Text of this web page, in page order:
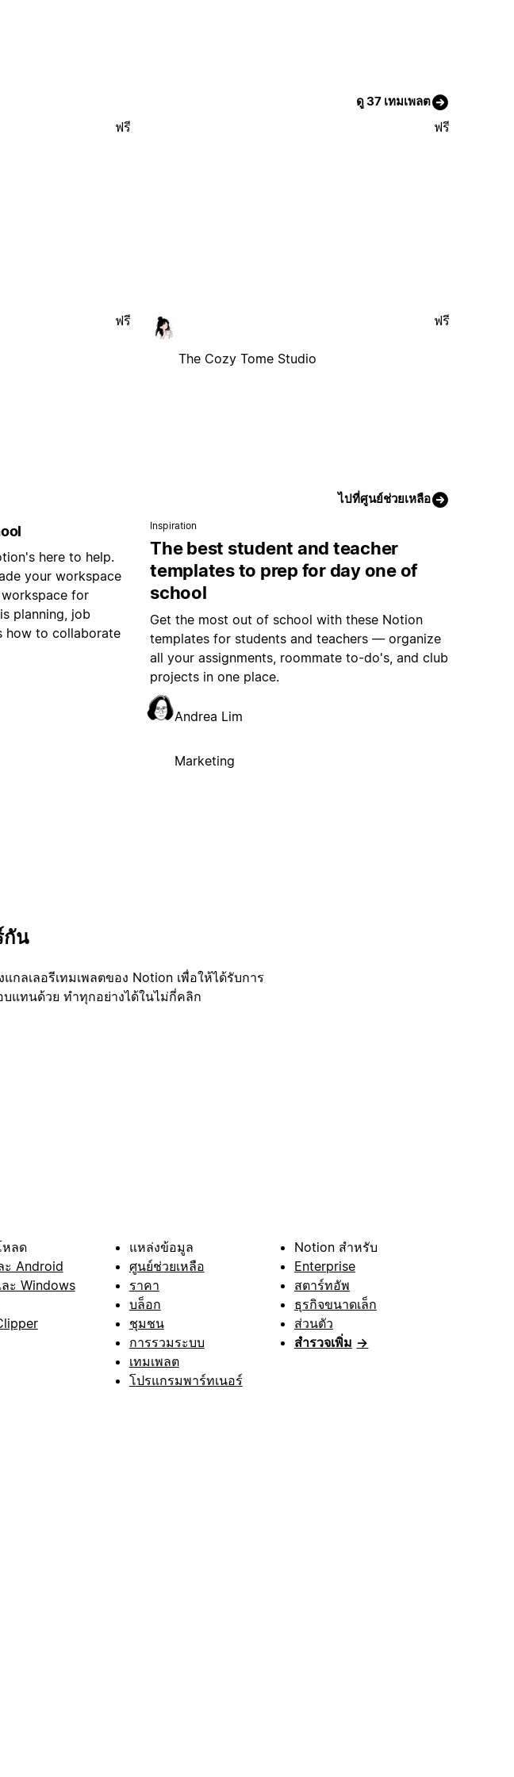
ดู 37 เทมเพลต
ฟรี ฟรี
ฟรี
The Cozy Tome Studio
ฟรี
ไปที่ศูนย์ช่วยเหลือ
here to help.
your workspace
for
planning, job
how to collaborate
Inspiration
The best student and teacher
templates to prep for day one of
school
Get the most out of school with these Notion
templates for students and teachers — organize
all your assignments, roommate to-do's, and club
projects in one place.
Andrea Lim
Marketing
กัน
กลเลอรีเทมเพลตของ Notion เพื่อให้ได้รับการ
แทนด้วย ทำทุกอย่างได้ในไม่กี่คลิก
หลด
ะ Android
ะ Windows
แหล่งข้อมูล
ศูนย์ช่วยเหลือ
ราคา
บล็อก
ชุมชน
การรวมระบบ
เทมเพลต
โปรแกรมพาร์ทเนอร์
Notion สำหรับ
Enterprise
สตาร์ทอัพ
ธุรกิจขนาดเล็ก
ส่วนตัว
สำรวจเพิ่ม →